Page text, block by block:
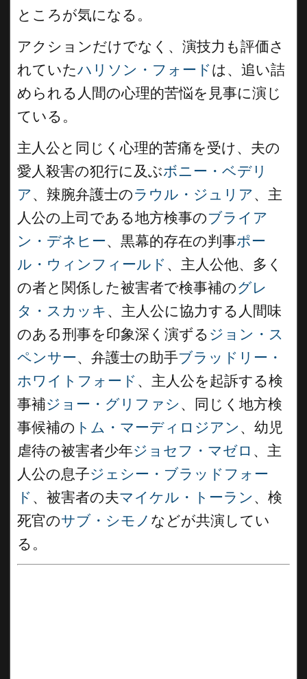
ところが気になる。
アクションだけでなく、演技力も評価さ
れていたハリソン・フォードは、追い詰
められる人間の心理的苦悩を見事に演じ
ている。
主人公と同じく心理的苦痛を受け、夫の
愛人殺害の犯行に及ぶボニー・ベデリ
ア、辣腕弁護士のラウル・ジュリア、主
人公の上司である地方検事のブライア
ン・デネヒー、黒幕的存在の判事ポー
ル・ウィンフィールド 、主人公他、多く
の者と関係した被害者で検事補のグレ
タ・スカッキ 、主人公に協力する人間味
のある刑事を印象深く演ずる ジョン・ス
ペンサー、弁護士の助手ブラッドリー・
ホワイトフォード 、主人公を起訴する検
事補ジョー・グリファシ、同じく地方検
事候補の トム・マーディロジアン 、幼児
虐待の被害者少年ジョセフ・マゼロ 、主
人公の息子ジェシー・ブラッドフォー
ド 、被害者の夫マイケル・トーラン 、検
死官のサブ・シモノ などが共演してい
る。